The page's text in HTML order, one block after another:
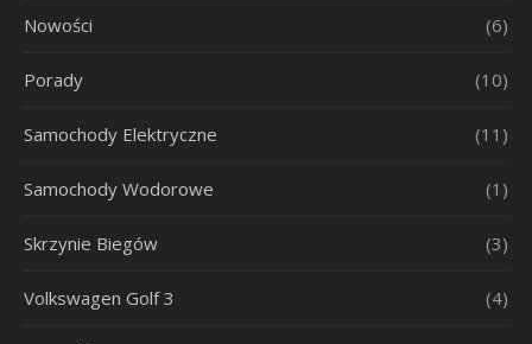
Nowości (6)
Porady (10)
Samochody Elektryczne (11)
Samochody Wodorowe (1)
Skrzynie Biegów (3)
Volkswagen Golf 3 (4)